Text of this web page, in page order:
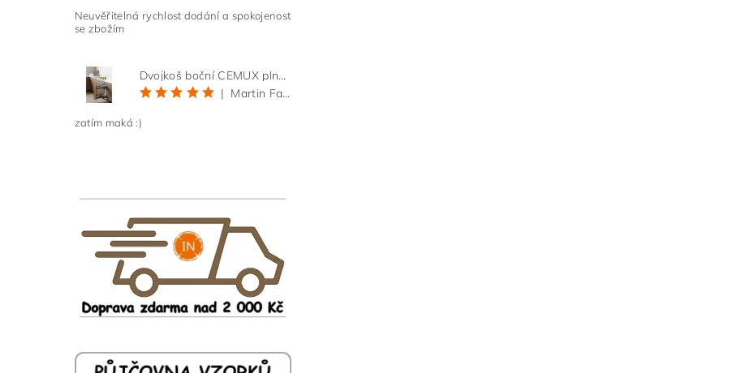
Neuvěřitelná rychlost dodání a spokojenost
se zbožím
Dvojkoš boční CEMUX plné dno 3D, s tlumením antracit 200 mm
|
Martin Faltus
zatím maká :)